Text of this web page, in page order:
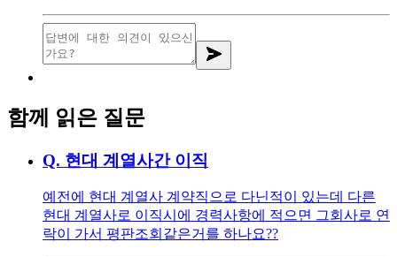
함께 읽은 질문
Q. 현대 계열사간 이직
예전에 현대 계열사 계약직으로 다닌적이 있는데 다른
현대 계열사로 이직시에 경력사항에 적으면 그회사로 연
락이 가서 평판조회같은거를 하나요??